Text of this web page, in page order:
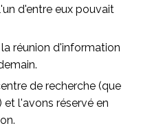
d'entre eux pouvait
réunion d'information
de recherche (que
l'avons réservé en